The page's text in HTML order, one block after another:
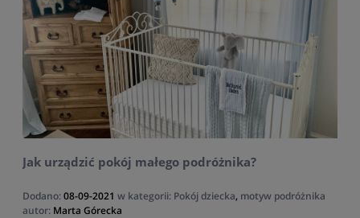
Jak urządzić pokój małego podróżnika?
Dodano:08-09-2021 w kategorii: Pokój dziecka, motyw podróżnika
autor: Marta Górecka